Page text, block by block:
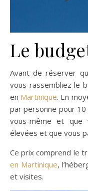
Le
Avant de réserver
vous rassembliez le
en Martinique. En
par personne pour
vous-même et que
élevées et que vous
Ce prix comprend le
en Martinique,
et visites.